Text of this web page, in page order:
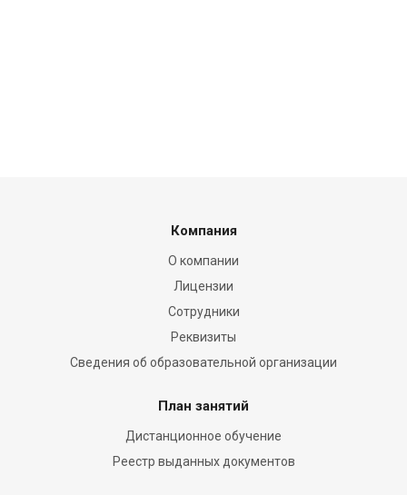
Компания
О компании
Лицензии
Сотрудники
Реквизиты
Сведения об образовательной организации
План занятий
Дистанционное обучение
Реестр выданных документов